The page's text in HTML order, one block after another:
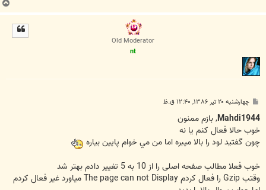
Old Moderator
nt
س
ت
چهارشنبه ۲۰ تیر ۱۳۸۶, ۱۲:۴۰ ق.ظ
Mahdi1944, بازم ممنون
خوب حالا فعال کنم يا نه
چون گفتيد لود را بالا ميبره اما من مي خوام پايين بياره
خوب فعلا مطالب صفحه اصلی را از 10 به 5 تغییر دادم بهتر شد
وقتب Gzip را فعال کردم The page can not Display میاورد غیر فعال کردم